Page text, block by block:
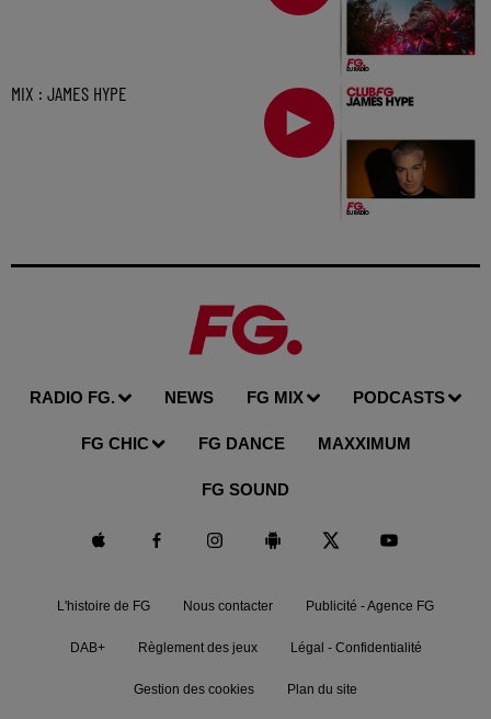
MIX : JAMES HYPE
RADIO FG. NEWS FG MIX PODCASTS
FG CHIC FG DANCE MAXXIMUM
FG SOUND
L'histoire de FG Nous contacter Publicité - Agence FG
DAB+ Règlement des jeux Légal - Confidentialité
Gestion des cookies Plan du site